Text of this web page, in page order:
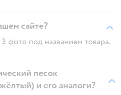
сайте?
фото под названием товара.
песок
и его аналоги?